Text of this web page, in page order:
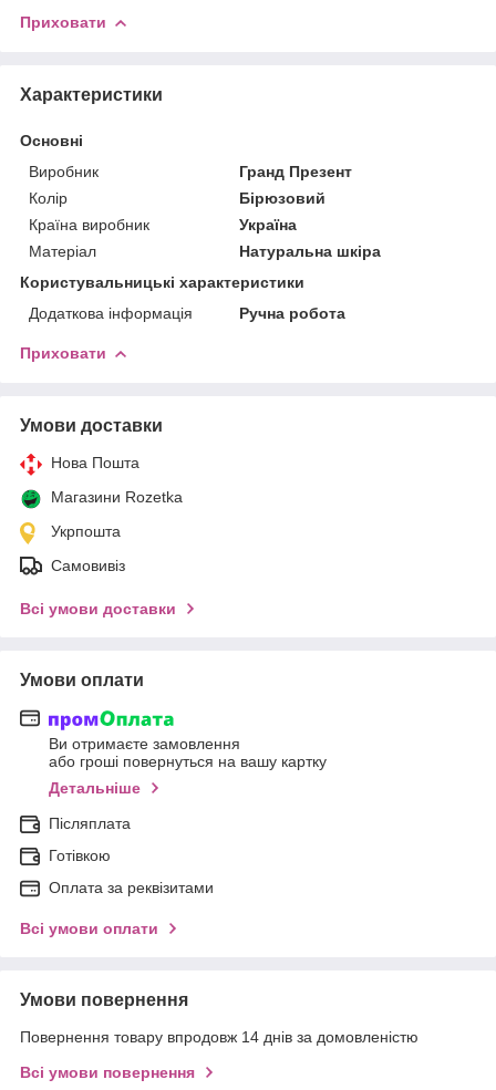
Приховати
Характеристики
Основні
Виробник
Гранд Презент
Колір
Бірюзовий
Країна виробник
Україна
Матеріал
Натуральна шкіра
Користувальницькі характеристики
Додаткова інформація
Ручна робота
Приховати
Умови доставки
Нова Пошта
Магазини Rozetka
Укрпошта
Самовивіз
Всі умови доставки
Умови оплати
Ви отримаєте замовлення
або гроші повернуться на вашу картку
Детальніше
Післяплата
Готівкою
Оплата за реквізитами
Всі умови оплати
Умови повернення
Повернення товару впродовж 14 днів за домовленістю
Всі умови повернення